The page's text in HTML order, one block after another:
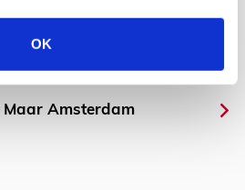
OK
Maar Amsterdam